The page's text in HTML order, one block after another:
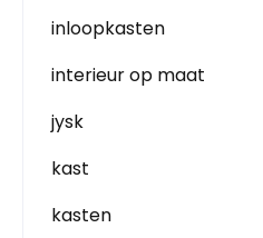
inloopkasten
interieur op maat
jysk
kast
kasten